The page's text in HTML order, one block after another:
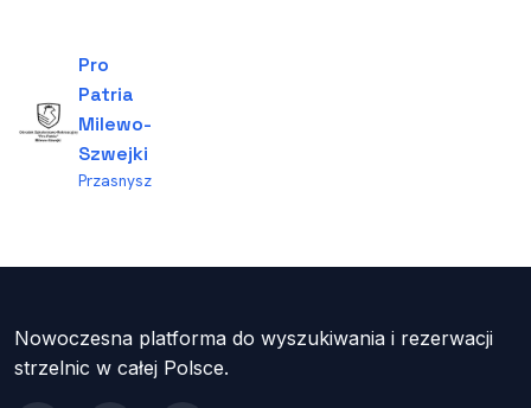
Pro
Patria
Milewo-
Szwejki
Przasnysz
Nowoczesna platforma do wyszukiwania i rezerwacji
strzelnic w całej Polsce.